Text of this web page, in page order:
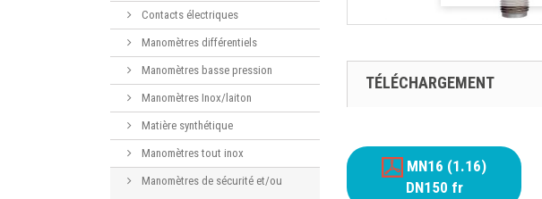
Contacts électriques
Manomètres différentiels
Manomètres basse pression
Manomètres Inox/laiton
Matière synthétique
Manomètres tout inox
Manomètres de sécurité et/ou
TÉLÉCHARGEMENT
MN16 (1.16)
DN150 fr